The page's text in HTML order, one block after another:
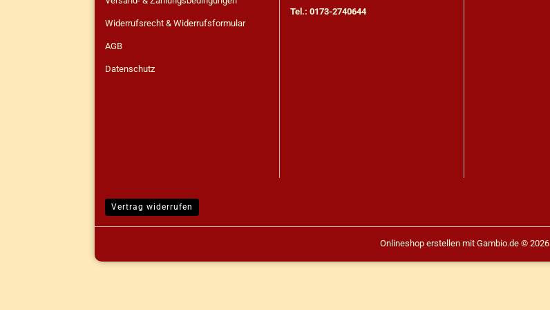
Widerrufsrecht & Widerrufsformular
AGB
Datenschutz
Tel.: 0173-2740644
Vertrag widerrufen
Onlineshop erstellenmit Gambio.de © 2026